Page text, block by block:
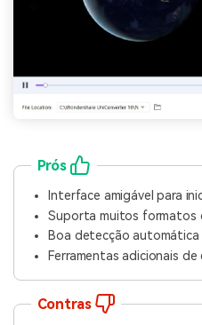
Prós
Interface amigável para
Suporta muitos formatos
Boa detecção automática
Ferramentas adicionais
Contras